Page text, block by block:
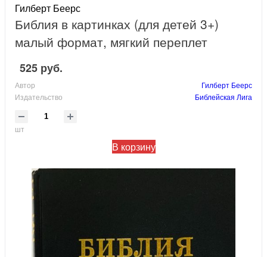
Гилберт Беерс
Библия в картинках (для детей 3+)
малый формат, мягкий переплет
525 руб.
Автор
Гилберт Беерс
Издательство
Библейская Лига
шт
В корзину